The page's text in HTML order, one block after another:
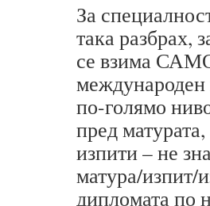
За
така разбрах,
се взима
международен
по-голямо
пред
изпити – не
матура/изпит/
дипломата по